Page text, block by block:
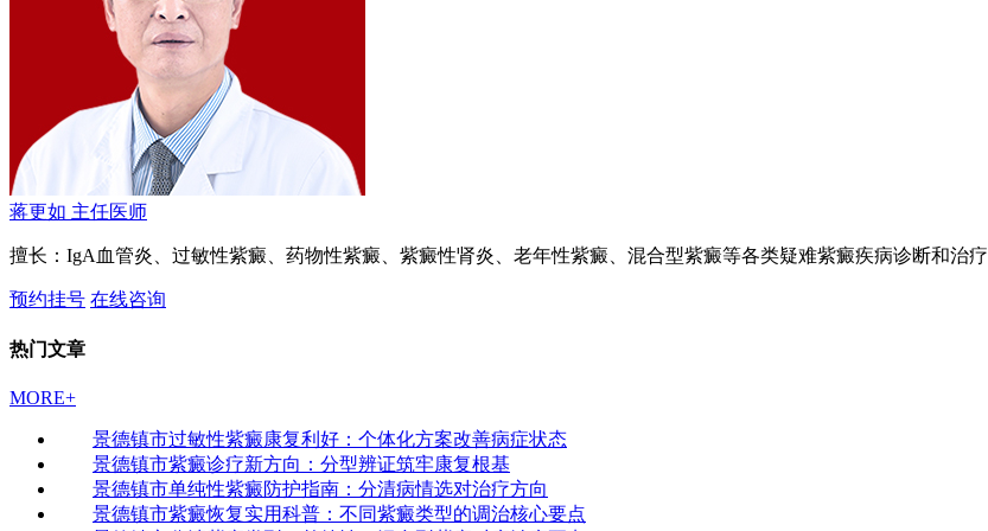
蒋更如 主任医师
擅长：IgA血管炎、过敏性紫癜、药物性紫癜、紫癜性肾炎、老年性紫癜、混合型紫癜等各类疑难紫癜疾病诊断和治疗
预约挂号 在线咨询
热门文章
MORE+
景德镇市过敏性紫癜康复利好：个体化方案改善病症状态
景德镇市紫癜诊疗新方向：分型辨证筑牢康复根基
景德镇市单纯性紫癜防护指南：分清病情选对治疗方向
景德镇市紫癜恢复实用科普：不同紫癜类型的调治核心要点